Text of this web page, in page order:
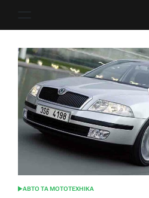
ОПУБЛІКУВАТИ
АВТО ТА МОТОТЕХНІКА